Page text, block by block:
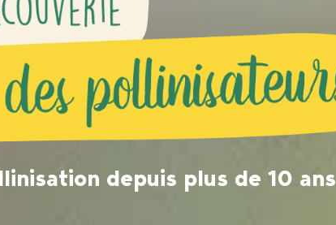
depuis plus de 10 ans